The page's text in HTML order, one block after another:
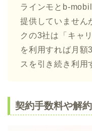
ラインモとb-
提供していません
クの3社は「キャ
を利用すれば月額
スを引き続き利用
契約手数料や解